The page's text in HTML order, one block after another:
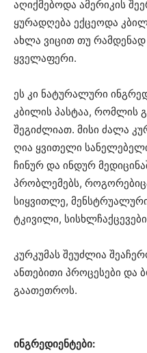
აღიქმებოდა ამერიკის
ყურადღება ექცეოდა
ახლა ვიცით თუ რამდენად
ყველაფერი.
ეს კი ნატურალური
კბილის პასტაა, რომლის
შეგიძლიათ. მისი ძალა
ღია ყვითელი
ჩინურ და ინდურ
პრობლემებს,
სიყვითლე,
ტკივილი,
კურკუმას შეუძლია
ანთებითი პროცესები და
გაათეთროს.
ინგრედიენტები: